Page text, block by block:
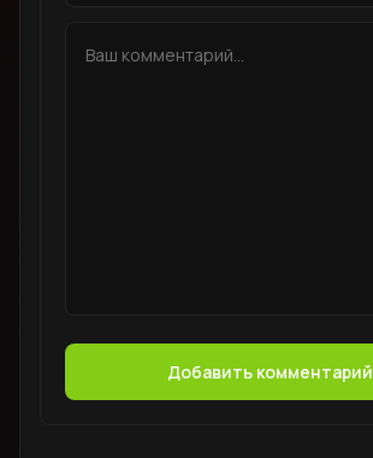
Добавить комментарий